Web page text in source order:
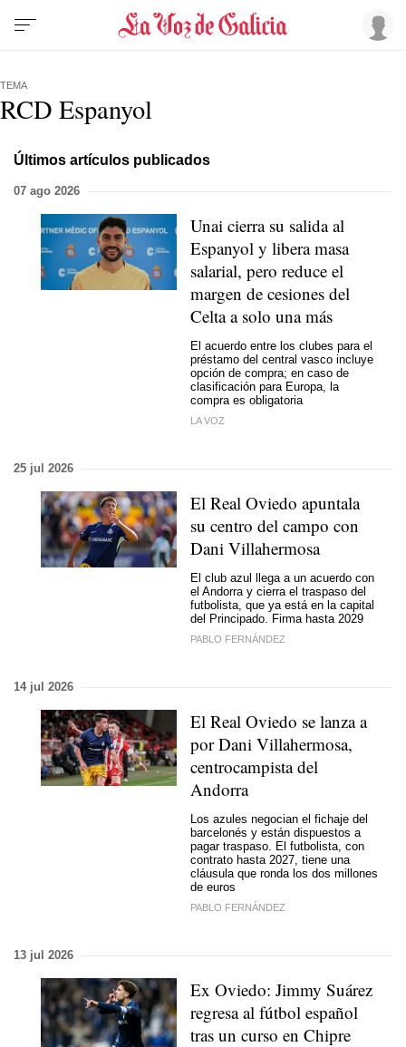
TEMA
RCD Espanyol
Últimos artículos publicados
07 ago 2026
Unai cierra su salida al
Espanyol y libera masa
salarial, pero reduce el
margen de cesiones del
Celta a solo una más
El acuerdo entre los clubes para el
préstamo del central vasco incluye
opción de compra; en caso de
clasificación para Europa, la
compra es obligatoria
LA VOZ
25 jul 2026
El Real Oviedo apuntala
su centro del campo con
Dani Villahermosa
El club azul llega a un acuerdo con
el Andorra y cierra el traspaso del
futbolista, que ya está en la capital
del Principado. Firma hasta 2029
PABLO FERNÁNDEZ
14 jul 2026
El Real Oviedo se lanza a
por Dani Villahermosa,
centrocampista del
Andorra
Los azules negocian el fichaje del
barcelonés y están dispuestos a
pagar traspaso. El futbolista, con
contrato hasta 2027, tiene una
cláusula que ronda los dos millones
de euros
PABLO FERNÁNDEZ
13 jul 2026
Ex Oviedo: Jimmy Suárez
regresa al fútbol español
tras un curso en Chipre